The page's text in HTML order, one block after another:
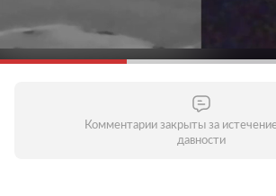
Комментарии закрыты за
давности